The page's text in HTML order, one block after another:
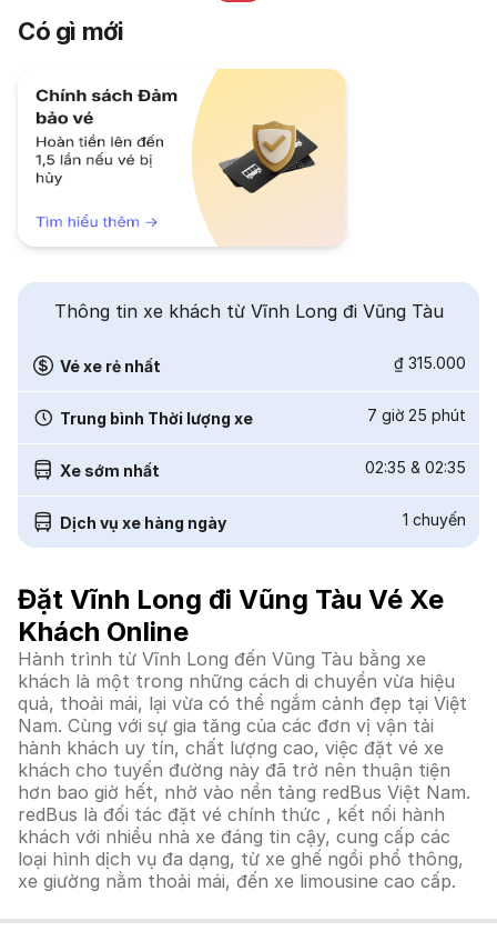
Có gì mới
Thông tin xe khách từ Vĩnh Long đi Vũng Tàu
Vé xe rẻ nhất ₫ 315.000
Trung bình Thời lượng xe 7 giờ 25 phút
Xe sớm nhất 02:35 & 02:35
Dịch vụ xe hàng ngày 1 chuyến
Đặt Vĩnh Long đi Vũng Tàu Vé Xe
Khách Online
Hành trình từ Vĩnh Long đến Vũng Tàu bằng xe
khách là một trong những cách di chuyển vừa hiệu
quả, thoải mái, lại vừa có thể ngắm cảnh đẹp tại Việt
Nam. Cùng với sự gia tăng của các đơn vị vận tải
hành khách uy tín, chất lượng cao, việc đặt vé xe
khách cho tuyến đường này đã trở nên thuận tiện
hơn bao giờ hết, nhờ vào nền tảng redBus Việt Nam.
redBus là đối tác đặt vé chính thức , kết nối hành
khách với nhiều nhà xe đáng tin cậy, cung cấp các
loại hình dịch vụ đa dạng, từ xe ghế ngồi phổ thông,
xe giường nằm thoải mái, đến xe limousine cao cấp.